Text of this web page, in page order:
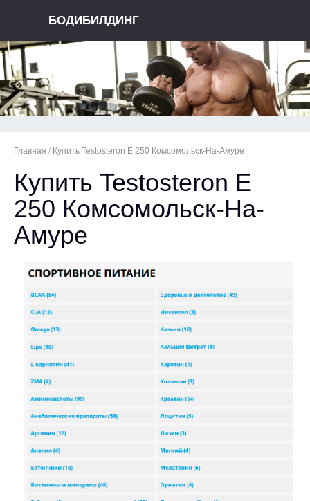
БОДИБИЛДИНГ
Главная / Купить Testosteron E 250 Комсомольск-На-Амуре
Купить Testosteron E
250 Комсомольск-На-
Амуре